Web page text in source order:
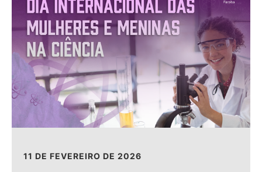
11 DE FEVEREIRO DE 2026